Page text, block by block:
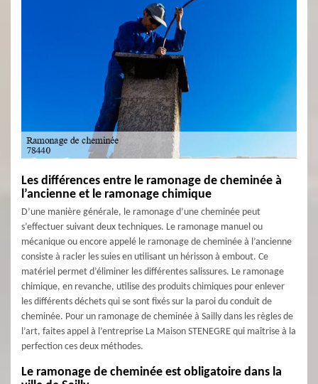
Les différences entre le ramonage de cheminée à
l’ancienne et le ramonage chimique
D’une manière générale, le ramonage d’une cheminée peut
s’effectuer suivant deux techniques. Le ramonage manuel ou
mécanique ou encore appelé le ramonage de cheminée à l’ancienne
consiste à racler les suies en utilisant un hérisson à embout. Ce
matériel permet d’éliminer les différentes salissures. Le ramonage
chimique, en revanche, utilise des produits chimiques pour enlever
les différents déchets qui se sont fixés sur la paroi du conduit de
cheminée. Pour un ramonage de cheminée à Sailly dans les règles de
l’art, faites appel à l’entreprise La Maison STENEGRE qui maîtrise à la
perfection ces deux méthodes.
Le ramonage de cheminée est obligatoire dans la